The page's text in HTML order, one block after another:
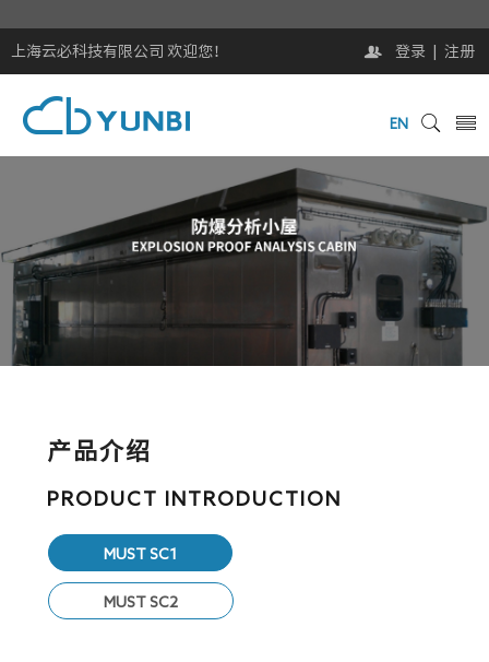
上海云必科技有限公司 欢迎您！ 登录 注册
EN
产品介绍
PRODUCT INTRODUCTION
MUST SC1
MUST SC2